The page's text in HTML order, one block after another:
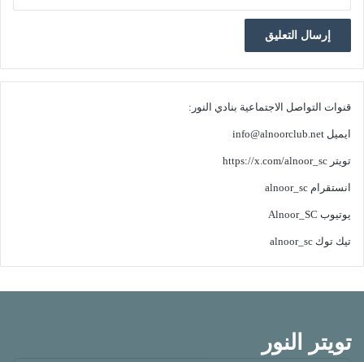
قنوات التواصل الاجتماعية بنادي النور:
ايميل info@alnoorclub.net
تويتر https://x.com/alnoor_sc
انستقرام alnoor_sc
يوتيوب Alnoor_SC
تيك توك alnoor_sc
تويتر النور